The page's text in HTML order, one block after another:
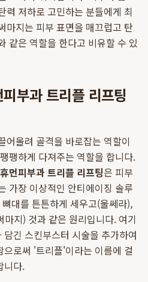
력 저하로 고민하는 분들에게 최
마지는 피부 표면을 매끄럽고 탄
같은 역할을 한다고 비유할 수 있
부과 트리플 리프팅
어올려 골격을 바로잡는 역할이
팽하게 다져주는 역할을 합니다.
휴먼피부과 트리플 리프팅은 피부
가장 이상적인 안티에이징 솔루
대를 튼튼하게 세우고(울쎄라),
지) 것과 같은 원리입니다. 여기
긴 스킨부스터 시술을 추가하여
로써 '트리플'이라는 이름에 걸
니다.